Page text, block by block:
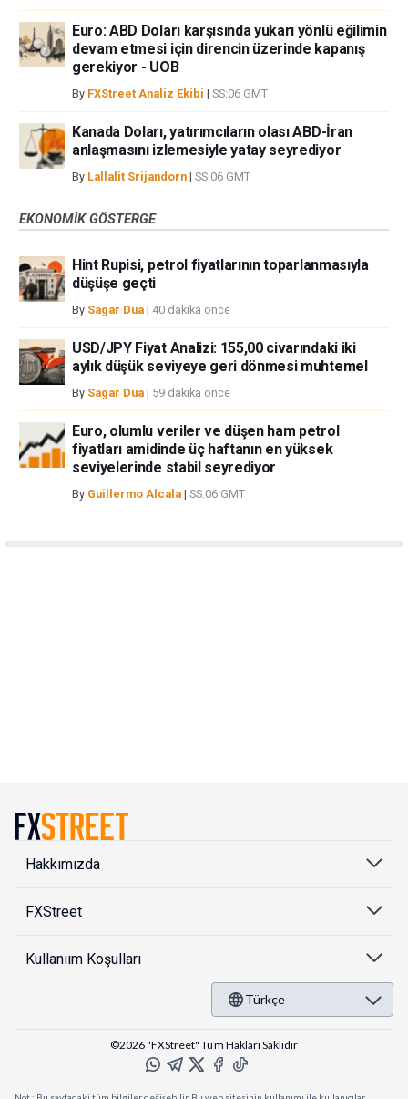
Euro: ABD Doları karşısında yukarı yönlü eğilimin
devam etmesi için direncin üzerinde kapanış
gerekiyor - UOB
By FXStreet Analiz Ekibi | SS:06 GMT
Kanada Doları, yatırımcıların olası ABD-İran
anlaşmasını izlemesiyle yatay seyrediyor
By Lallalit Srijandorn | SS:06 GMT
EKONOMIK GÖSTERGE
Hint Rupisi, petrol fiyatlarının toparlanmasıyla
düşüşe geçti
By Sagar Dua | 40 dakika önce
USD/JPY Fiyat Analizi: 155,00 civarındaki iki
aylık düşük seviyeye geri dönmesi muhtemel
By Sagar Dua | 59 dakika önce
Euro, olumlu veriler ve düşen ham petrol
fiyatları amidinde üç haftanın en yüksek
seviyelerinde stabil seyrediyor
By Guillermo Alcala | SS:06 GMT
Hakkımızda
FXStreet
Kullanıım Koşulları
Türkçe
©2026 "FXStreet" Tüm Hakları Saklıdır